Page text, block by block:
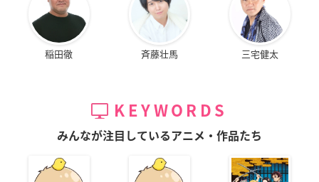
稲田徹 斉藤壮馬 三宅健太
KEYWORDS
みんなが注目しているアニメ・作品たち